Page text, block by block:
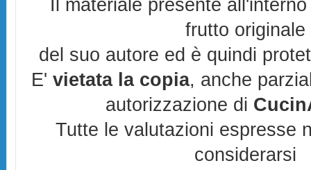
Il materiale presente
frutto originale
del suo autore ed è quindi
E'vietata la copia, anche
autorizzazione di
Tutte le valutazioni espresse
considerarsi